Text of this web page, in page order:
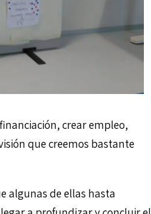
crear empleo,
que creemos bastante
algunas de ellas hasta